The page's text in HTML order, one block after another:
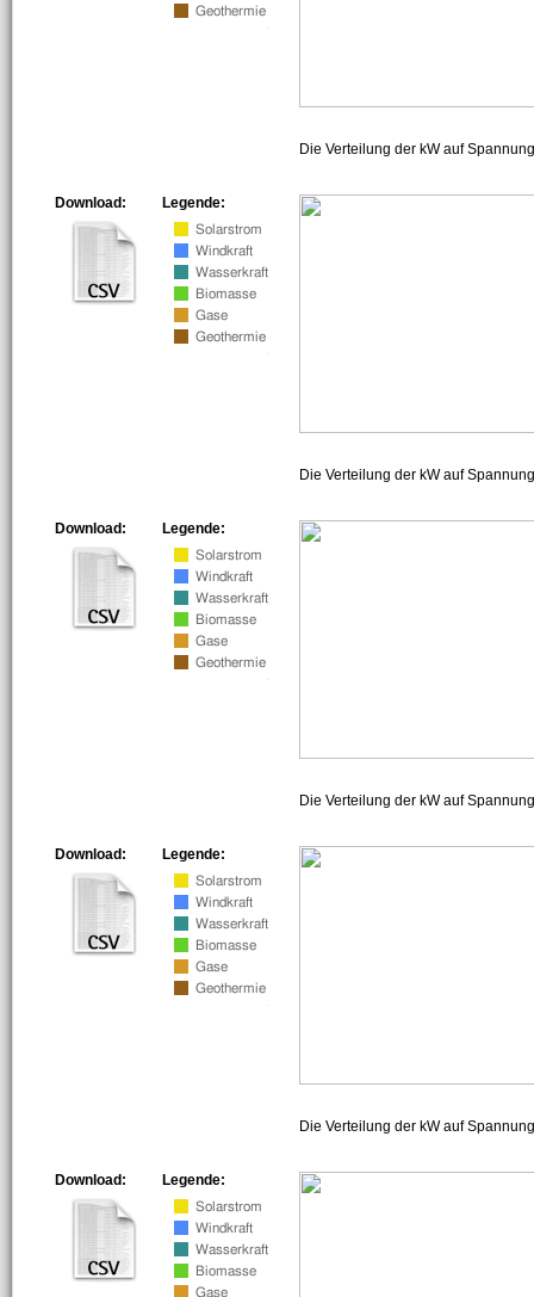
Die Verteilung der kW auf
Legende:
Download:
Die Verteilung der kW auf
Legende:
Download:
Die Verteilung der kW auf
Legende:
Download:
Die Verteilung der kW auf
Legende:
Download: